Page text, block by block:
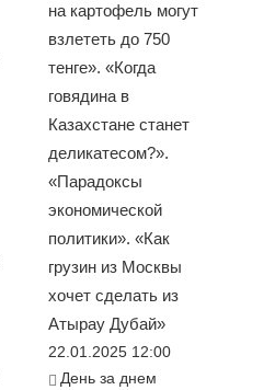
на картофель могут
взлететь до 750
тенге». «Когда
говядина в
Казахстане станет
деликатесом?».
«Парадоксы
экономической
политики». «Как
грузин из Москвы
хочет сделать из
Атырау Дубай»
22.01.2025 12:00
День за днем